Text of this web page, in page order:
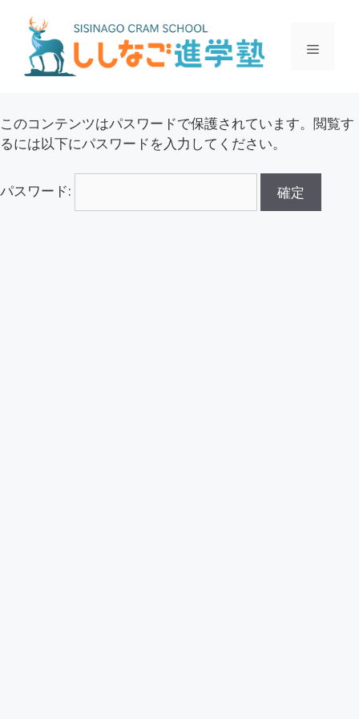
このコンテンツはパスワードで保護されています。閲覧す
るには以下にパスワードを入力してください。
パスワード: